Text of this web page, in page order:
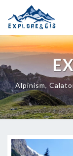
content
Alpinism,